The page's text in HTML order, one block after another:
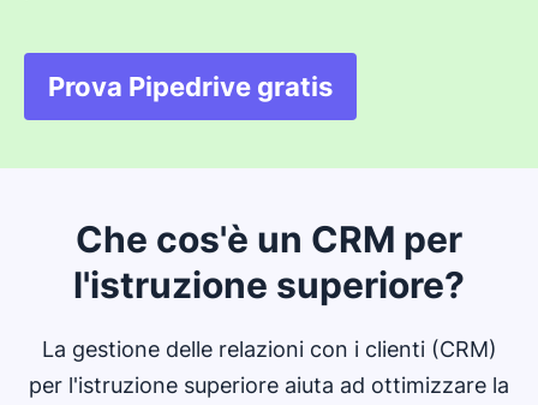
Prova Pipedrive gratis
Si apre in una nuova
Che cos'è un CRM per
l'istruzione superiore?
La gestione delle relazioni con i clienti (CRM)
per l'istruzione superiore aiuta ad ottimizzare la